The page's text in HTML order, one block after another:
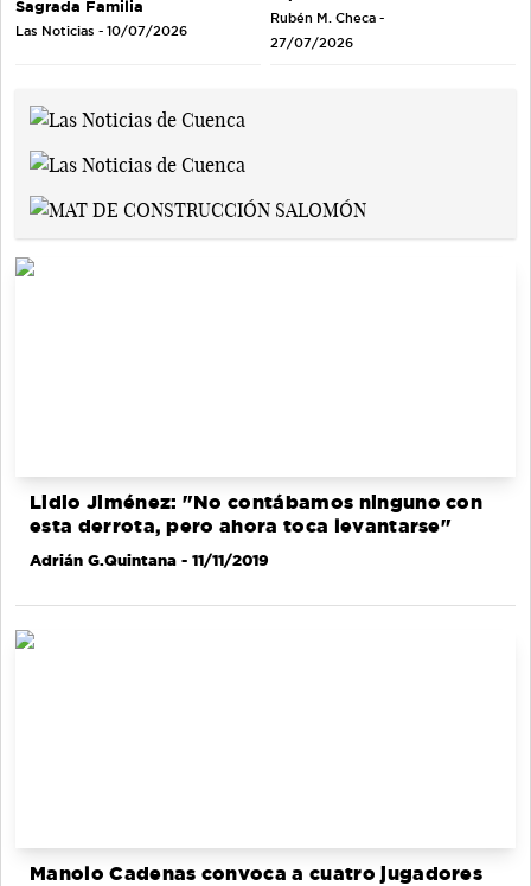
Sagrada Familia
Las Noticias - 10/07/2026
Rubén M. Checa -
27/07/2026
Lidio Jiménez: "No contábamos ninguno con
esta derrota, pero ahora toca levantarse"
Adrián G.Quintana - 11/11/2019
Manolo Cadenas convoca a cuatro jugadores